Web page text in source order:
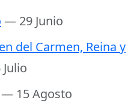
— 29 Junio
del Carmen, Reina y
— 15 Agosto